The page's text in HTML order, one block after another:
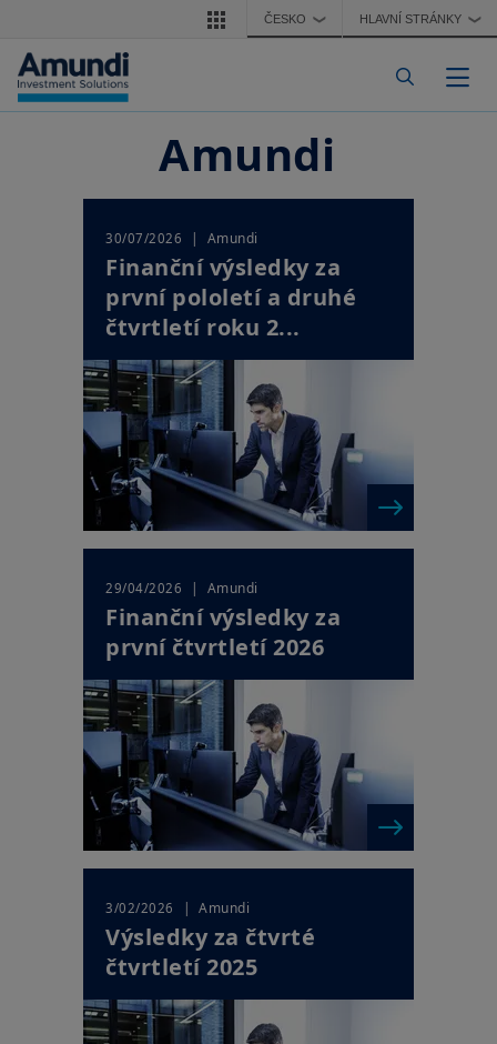
Přejít k hlavnímu obsahu ČESKO ❯ HLAVNÍ STRÁNKY ❯
Amundi
30/07/2026 | Amundi
Finanční výsledky za
první pololetí a druhé
čtvrtletí roku 2...
29/04/2026 | Amundi
Finanční výsledky za
první čtvrtletí 2026
3/02/2026 | Amundi
Výsledky za čtvrté
čtvrtletí 2025